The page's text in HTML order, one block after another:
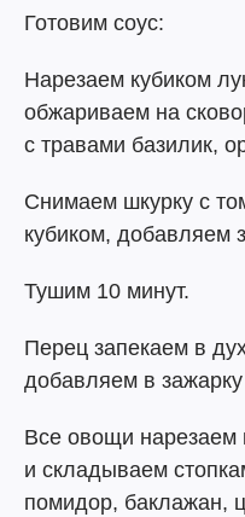
Готовим соус:
Нарезаем кубиком
обжариваем на
с травами базилик,
Снимаем шкурку с
кубиком, добавляем
Тушим 10 минут.
Перец запекаем в
добавляем в
Все овощи
и складываем
помидор, баклажан,